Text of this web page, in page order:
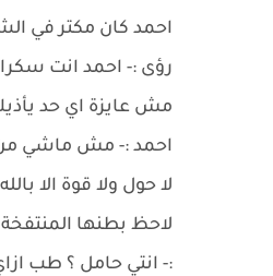
احمد كان مكتر في
رؤى :- احمد انت
مش عايزة اي حد
احمد :- مش ماشي من
لا حول ولا قوة الا
لاحظ بطنها
:- انتي حامل ؟ طب